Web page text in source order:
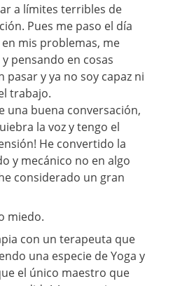
a límites terribles de
Pues me paso el día
mis problemas, me
pensando en cosas
pasar y ya no soy capaz ni
trabajo.
una buena conversación,
la voz y tengo el
He convertido la
y mecánico no en algo
considerado un gran
miedo.
con un terapeuta que
una especie de Yoga y
el único maestro que